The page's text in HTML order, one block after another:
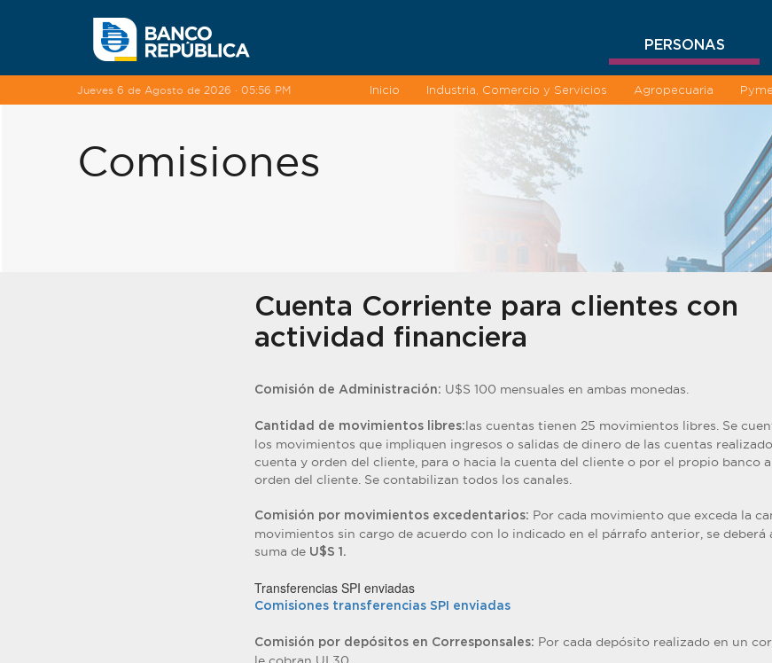
PERSONAS
Jueves 6 de Agosto de 2026 · 05:56 PM Inicio Industria, Comercio y Servicios Agropecuaria
Comisiones
Cuenta Corriente para clientes con
actividad financiera
Comisión de Administración: U$S 100 mensuales en ambas monedas.
Cantidad de movimientos libres:las cuentas tienen 25 movimientos libres. Se
los movimientos que impliquen ingresos o salidas de dinero de las cuentas
cuenta y orden del cliente, para o hacia la cuenta del cliente o por el propio banco
orden del cliente. Se contabilizan todos los canales.
Comisión por movimientos excedentarios: Por cada movimiento que exceda la
movimientos sin cargo de acuerdo con lo indicado en el párrafo anterior, se deberá
suma de U$S 1.
Transferencias SPI enviadas
Comisiones transferencias SPI enviadas
Comisión por depósitos en Corresponsales: Por cada depósito realizado en un